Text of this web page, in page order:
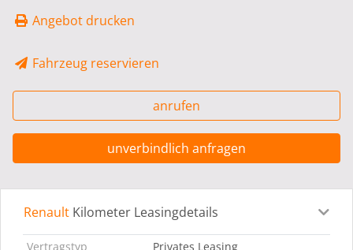
Angebot drucken
Fahrzeug reservieren
anrufen
unverbindlich anfragen
Leasingdetails Fahrzeugdetails
Renault Kilometer Leasingdetails
Vertragstyp
Privates Leasing